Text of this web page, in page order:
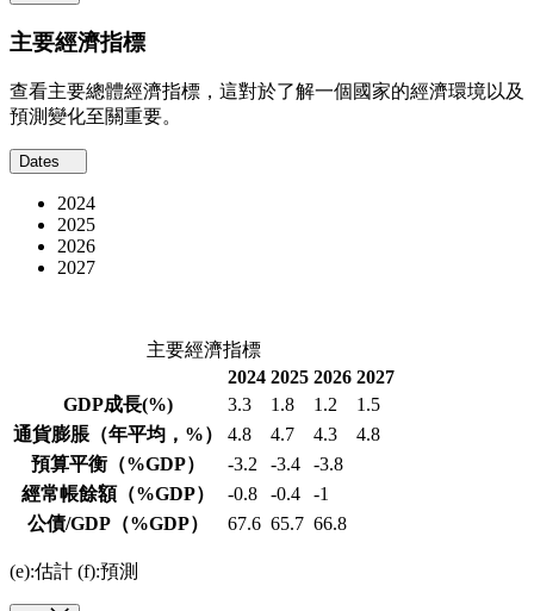
主要經濟指標
查看主要總體經濟指標，這對於了解一個國家的經濟環境以及
預測變化至關重要。
Dates
2024
2025
2026
2027
主要經濟指標
2024 2025 2026 2027
GDP成長(%) 3.3 1.8 1.2
1.5
通貨膨脹 （年平均，%） 4.8 4.7 4.3
4.8
預算平衡 （%GDP） -3.2 -3.4
-3.8
經常帳餘額（%GDP） -0.8 -0.4
-1
公債/GDP （%GDP） 67.6 65.7 66.8
(e):估計 (f):預測